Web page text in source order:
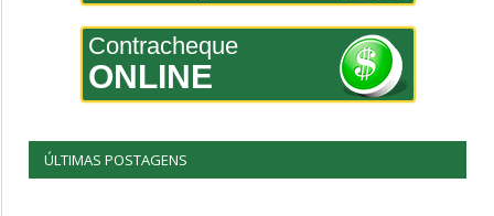
Contracheque
ONLINE
ÚLTIMAS POSTAGENS